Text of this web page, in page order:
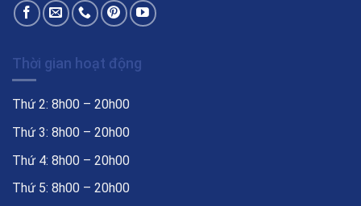
Thời gian hoạt động
Thứ 2: 8h00 – 20h00
Thứ 3: 8h00 – 20h00
Thứ 4: 8h00 – 20h00
Thứ 5: 8h00 – 20h00